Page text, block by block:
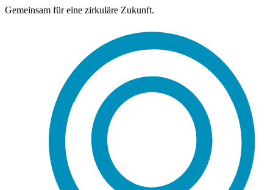
Gemeinsam für eine zirkuläre Zukunft.